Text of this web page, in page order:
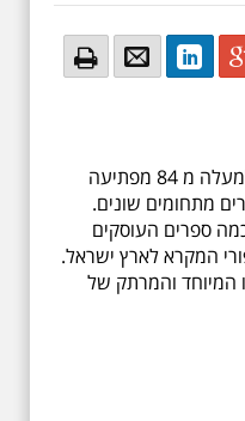
Google+
LinkedIn
Email
Email
הוצאת ראובן מס הקיימת כבר למעלה מ 84 מפתיעה
מתחומים שונים.
ספרים העוסקים
המקרא לארץ ישראל.
המיוחד והמרתק של